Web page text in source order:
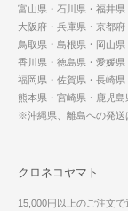
富山県・石川県・福井県
大阪府・兵庫県・京都府
鳥取県・島根県・岡山県
香川県・徳島県・愛媛県
福岡県・佐賀県・長崎県
熊本県・宮崎県・鹿児島
※沖縄県、離島への発送
クロネコヤマト
15,000円以上のご注文